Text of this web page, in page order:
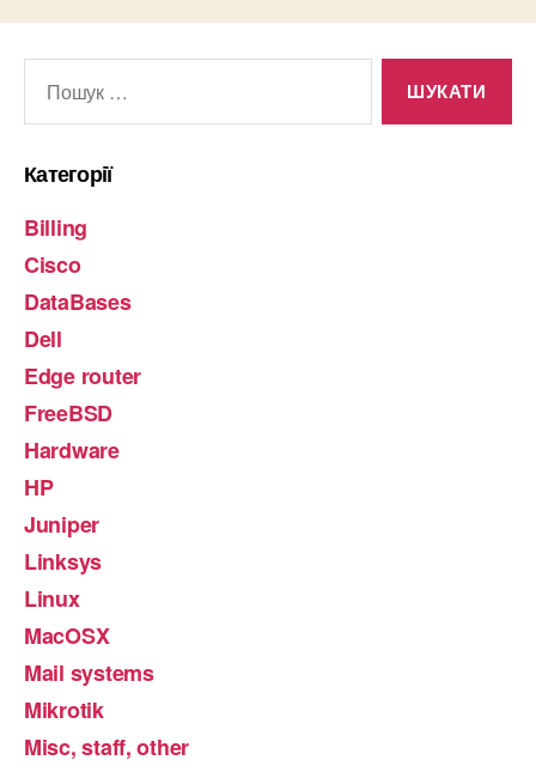
Категорії
Billing
Cisco
DataBases
Dell
Edge router
FreeBSD
Hardware
HP
Juniper
Linksys
Linux
MacOSX
Mail systems
Mikrotik
Misc, staff, other